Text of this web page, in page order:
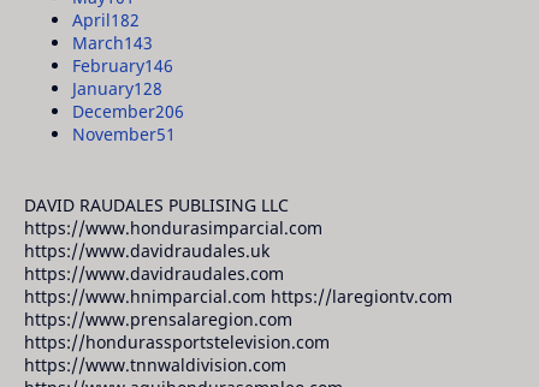
April182
March143
February146
January128
December206
November51
DAVID RAUDALES PUBLISING LLC
https://www.hondurasimparcial.com
https://www.davidraudales.uk
https://www.davidraudales.com
https://www.hnimparcial.com https://laregiontv.com
https://www.prensalaregion.com
https://hondurassportstelevision.com
https://www.tnnwaldivision.com